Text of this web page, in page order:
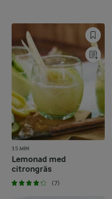
15 MIN
Lemonad med
citrongräs
(7)